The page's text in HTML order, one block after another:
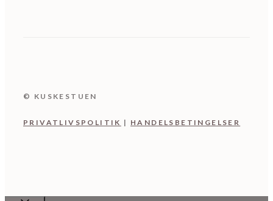
© KUSKESTUEN
PRIVATLIVSPOLITIK | HANDELSBETINGELSER